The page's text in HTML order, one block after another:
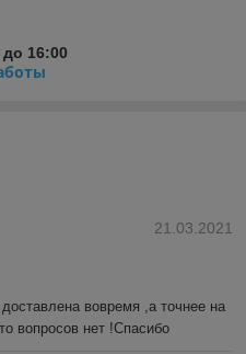
16:00
21.03.2021
вовремя ,а точнее на
вопросов нет !Спасибо